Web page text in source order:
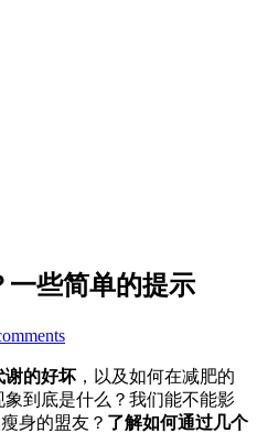
一些简单的提示
谢的好坏 ，以及如何在减肥的
象到底是什么？我们能不能影
身的盟友？ 了解如何通过几个